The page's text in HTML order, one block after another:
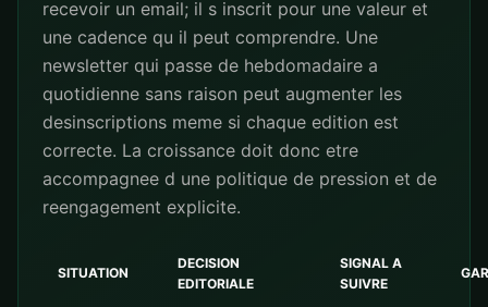
recevoir un email; il s inscrit pour une valeur et
une cadence qu il peut comprendre. Une
newsletter qui passe de hebdomadaire a
quotidienne sans raison peut augmenter les
desinscriptions meme si chaque edition est
correcte. La croissance doit donc etre
accompagnee d une politique de pression et de
reengagement explicite.
SITUATION
DECISION
EDITORIALE
SIGNAL A
SUIVRE